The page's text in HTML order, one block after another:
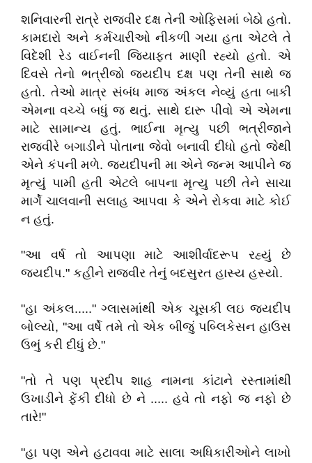
શનિવારની રાત્રે રાજવીર દક્ષ તેની ઓફિસમાં બેઠો હતો.
કામદારો અને કર્મચારીઓ નીકળી ગયા હતા એટલે તે
વિદેશી રેડ વાઈનની જિયાફત માણી રહ્યો હતો. એ
દિવસે તેનો ભત્રીજો જયદીપ દક્ષ પણ તેની સાથે જ
હતો. તેઓ માત્ર સંબંધ માજ અંકલ નેવ્યું હતા બાકી
એમના વચ્ચે બધું જ થતું. સાથે દારૂ પીવો એ એમના
માટે સામાન્ય હતું. ભાઈના મૃત્યુ પછી ભત્રીજાને
રાજવીરે બગાડીને પોતાના જેવો બનાવી દીધો હતો જેથી
એને કંપની મળે. જયદીપની મા એને જન્મ આપીને જ
મૃત્યું પામી હતી એટલે બાપના મૃત્યુ પછી તેને સાચા
માર્ગે ચાલવાની સલાહ આપવા કે એને રોકવા માટે કોઈ
ન હતું.
"આ વર્ષ તો આપણા માટે આશીર્વાદરૂપ રહ્યું છે
જયદીપ." કહીને રાજવીર તેનું બદસુરત હાસ્ય હસ્યો.
"હા અંકલ....." ગ્લાસમાંથી એક ચૂસકી લઇ જયદીપ
બોલ્યો, "આ વર્ષે તમે તો એક બીજું પબ્લિકેસન હાઉસ
ઉભું કરી દીધું છે."
"તો તે પણ પ્રદીપ શાહ નામના કાંટાને રસ્તામાંથી
ઉખાડીને ફેંકી દીધો છે ને ..... હવે તો નફો જ નફો છે
તારે!"
"હા પણ એને હટાવવા માટે સાલા અધિકારીઓને લાખો